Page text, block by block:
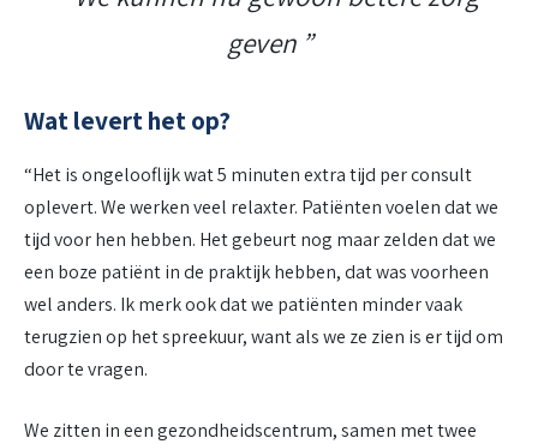
geven
Wat levert het op?
“Het is ongelooflijk wat 5 minuten extra tijd per consult
oplevert. We werken veel relaxter. Patiënten voelen dat we
tijd voor hen hebben. Het gebeurt nog maar zelden dat we
een boze patiënt in de praktijk hebben, dat was voorheen
wel anders. Ik merk ook dat we patiënten minder vaak
terugzien op het spreekuur, want als we ze zien is er tijd om
door te vragen.
We zitten in een gezondheidscentrum, samen met twee